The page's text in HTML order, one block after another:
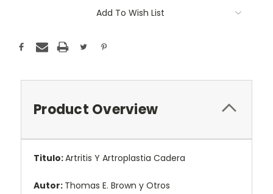
Add To Wish List
Product Overview
Titulo:Artritis Y Artroplastia Cadera
Autor: Thomas E. Brown y Otros